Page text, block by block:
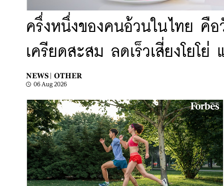
ครึ่งหนึ่งของคนอ้วนในไทย คื
เครียดสะสม ลดเร็วเสี่ยงโยโ
NEWS | OTHER
06 Aug 2026